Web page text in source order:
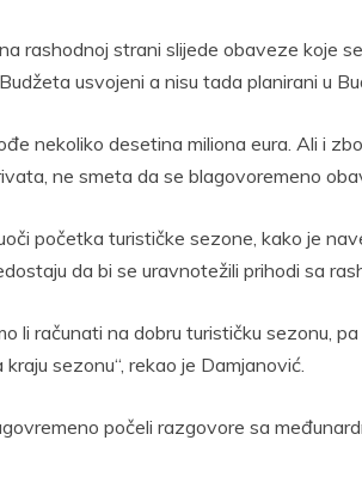
rashodnoj strani slijede obaveze koje
usvojeni a nisu tada planirani u
nekoliko desetina miliona eura. Ali i
ne smeta da se blagovoremeno
početka turističke sezone, kako je
da bi se uravnotežili prihodi sa
li računati na dobru turističku sezonu,
sezonu“, rekao je Damjanović.
počeli razgovore sa